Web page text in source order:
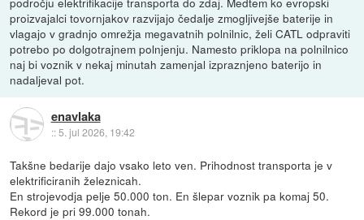
proizvajalci tovornjakov razvijajo čedalje zmogljivejše baterije in
vlagajo v gradnjo omrežja megavatnih polnilnic, želi CATL odpraviti
potrebo po dolgotrajnem polnjenju. Namesto priklopa na polnilnico
naj bi voznik v nekaj minutah zamenjal izpraznjeno baterijo in
nadaljeval pot.
enavlaka
::5. jul 2026, 19:42
Takšne bedarije dajo vsako leto ven. Prihodnost transporta je v
elektrificiranih železnicah.
En strojevodja pelje 50.000 ton. En šlepar voznik pa komaj 50.
Rekord je pri 99.000 tonah.